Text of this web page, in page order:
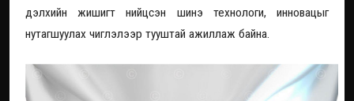
дэлхийн жишигт нийцсэн шинэ технологи, инновацыг
нутагшуулах чиглэлээр тууштай ажиллаж байна.